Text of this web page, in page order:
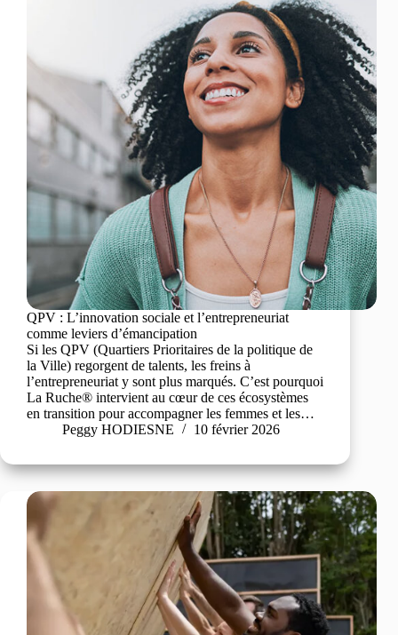
QPV : L’innovation sociale et l’entrepreneuriat
comme leviers d’émancipation
Si les QPV (Quartiers Prioritaires de la politique de
la Ville) regorgent de talents, les freins à
l’entrepreneuriat y sont plus marqués. C’est pourquoi
La Ruche® intervient au cœur de ces écosystèmes
en transition pour accompagner les femmes et les…
Peggy HODIESNE
10 février 2026